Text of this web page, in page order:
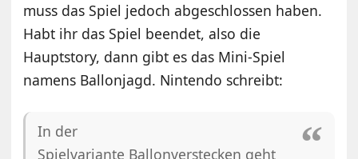
muss das Spiel jedoch abgeschlossen haben.
Habt ihr das Spiel beendet, also die
Hauptstory, dann gibt es das Mini-Spiel
namens Ballonjagd. Nintendo schreibt:
In der
Spielvariante Ballonverstecken geht